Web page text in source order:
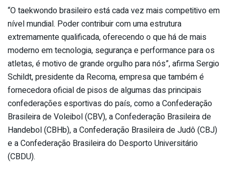
“O taekwondo brasileiro está cada vez mais competitivo em
nível mundial. Poder contribuir com uma estrutura
extremamente qualificada, oferecendo o que há de mais
moderno em tecnologia, segurança e performance para os
atletas, é motivo de grande orgulho para nós”, afirma Sergio
Schildt, presidente da Recoma, empresa que também é
fornecedora oficial de pisos de algumas das principais
confederações esportivas do país, como a Confederação
Brasileira de Voleibol (CBV), a Confederação Brasileira de
Handebol (CBHb), a Confederação Brasileira de Judô (CBJ)
e a Confederação Brasileira do Desporto Universitário
(CBDU).